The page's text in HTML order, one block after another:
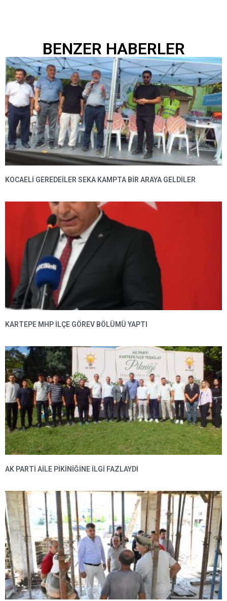
BENZER HABERLER
KOCAELİ GEREDEİLER SEKA KAMPTA BİR ARAYA GELDİLER
KARTEPE MHP ILÇE GÖREV BÖLÜMÜ YAPTI
AK PARTI AILE PIKINIĞINE İLGI FAZLAYDI